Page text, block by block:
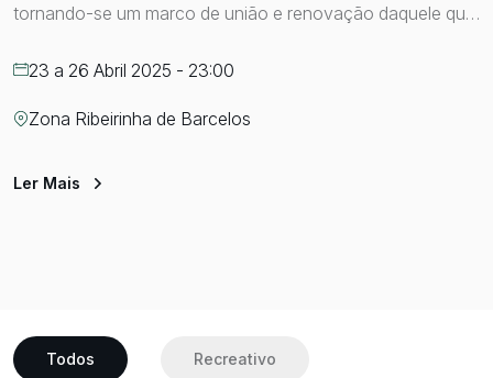
tornando-se um marco de união e renovação daquele que
internacional. A Queima do Galo é uma festa que pulsa
23 a 26 Abril 2025 - 23:00
Zona Ribeirinha de Barcelos
Ler Mais
Todos Recreativo